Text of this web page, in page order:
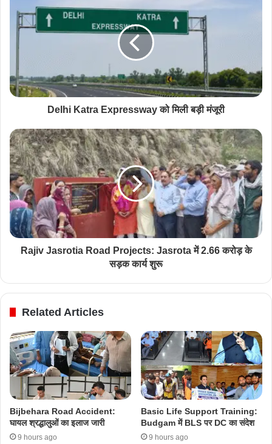
Delhi Katra Expressway को मिली बड़ी मंजूरी
Rajiv Jasrotia Road Projects: Jasrota में 2.66 करोड़ के
सड़क कार्य शुरू
Related Articles
Bijbehara Road Accident:
घायल श्रद्धालुओं का इलाज जारी
9 hours ago
Basic Life Support Training:
Budgam में BLS पर DC का संदेश
9 hours ago